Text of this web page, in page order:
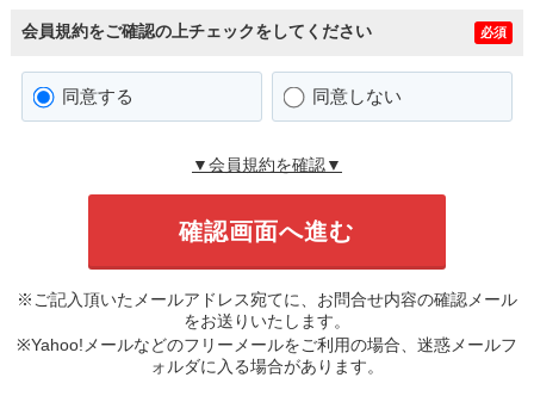
会員規約をご確認の上チェックをしてください 必須
同意する 同意しない
▼会員規約を確認▼
※ご記入頂いたメールアドレス宛てに、お問合せ内容の確認メール
をお送りいたします。
※Yahoo!メールなどのフリーメールをご利用の場合、迷惑メールフ
ォルダに入る場合があります。